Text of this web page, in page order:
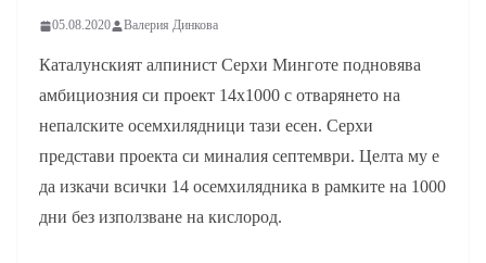
05.08.2020 Валерия Динкова
Каталунският алпинист Серхи Минготе подновява
амбициозния си проект 14х1000 с отварянето на
непалските осемхилядници тази есен. Серхи
представи проекта си миналия септември. Целта му е
да изкачи всички 14 осемхилядника в рамките на 1000
дни без използване на кислород.